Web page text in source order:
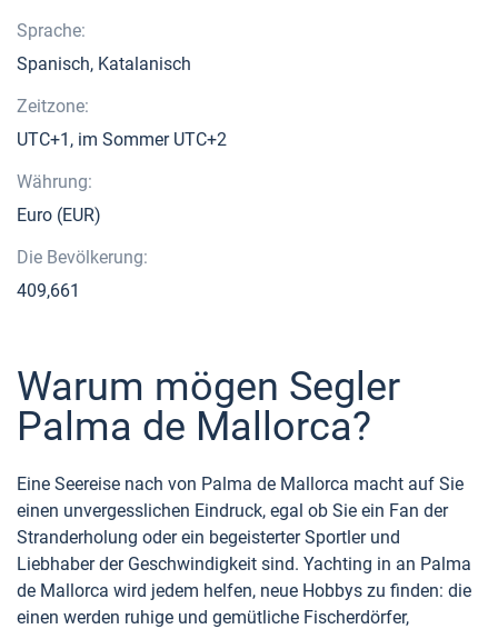
Sprache:
Spanisch, Katalanisch
Zeitzone:
UTC+1, im Sommer UTC+2
Währung:
Euro (EUR)
Die Bevölkerung:
409,661
Warum mögen Segler
Palma de Mallorca?
Eine Seereise nach von Palma de Mallorca macht auf Sie
einen unvergesslichen Eindruck, egal ob Sie ein Fan der
Stranderholung oder ein begeisterter Sportler und
Liebhaber der Geschwindigkeit sind. Yachting in an Palma
de Mallorca wird jedem helfen, neue Hobbys zu finden: die
einen werden ruhige und gemütliche Fischerdörfer,